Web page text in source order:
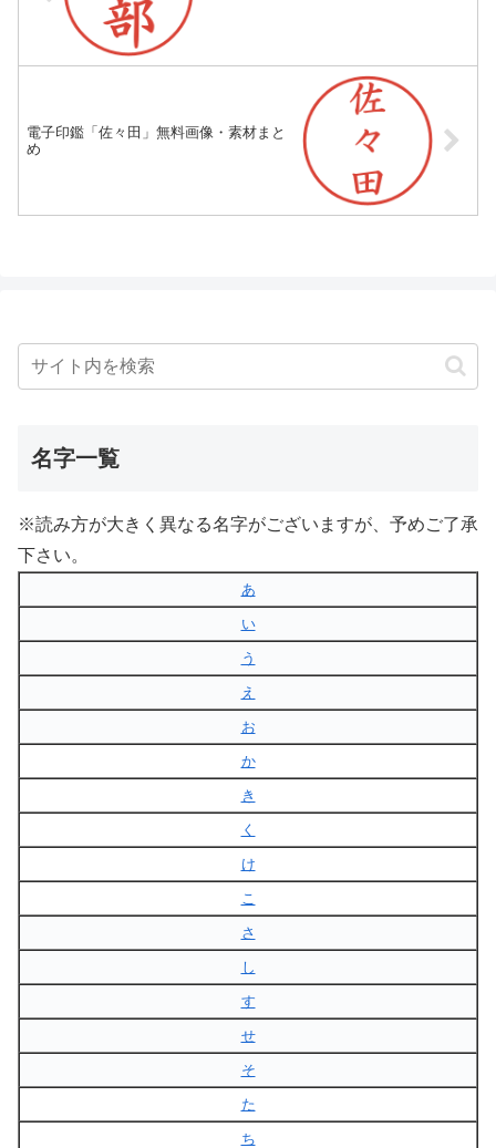
電子印鑑「佐々田」無料画像・素材まと
め
名字一覧
※読み方が大きく異なる名字がございますが、予めご了承
下さい。
あ
い
う
え
お
か
き
く
け
こ
さ
し
す
せ
そ
た
ち